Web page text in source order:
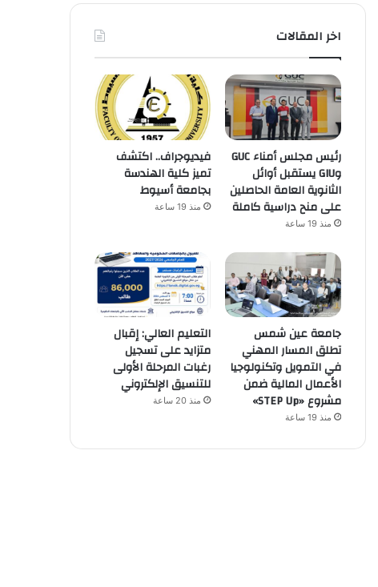
اخر المقالات
رئيس مجلس أمناء GUC
وGIU يستقبل أوائل
الثانوية العامة الحاصلين
على منح دراسية كاملة
منذ 19 ساعة
فيديوجراف.. اكتشف
تميز كلية الهندسة
بجامعة أسيوط
منذ 19 ساعة
جامعة عين شمس
تطلق المسار المهني
في التمويل وتكنولوجيا
الأعمال المالية ضمن
مشروع «STEP Up»
منذ 19 ساعة
التعليم العالي: إقبال
متزايد على تسجيل
رغبات المرحلة الأولى
للتنسيق الإلكتروني
منذ 20 ساعة